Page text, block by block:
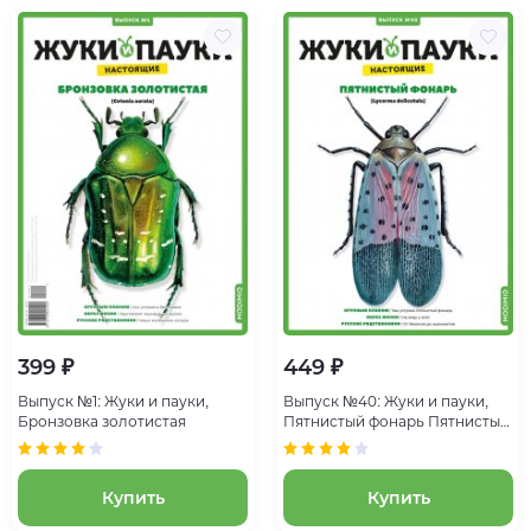
399 ₽
Выпуск №1: Жуки и пауки,
Бронзовка золотистая
Купить
449 ₽
Выпуск №40: Жуки и пауки,
Пятнистый фонарь Пятнистый
фонарь
Купить